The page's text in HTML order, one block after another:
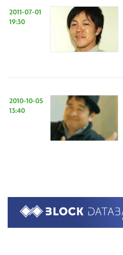
2011-07-01
19:30
2010-10-05
13:40